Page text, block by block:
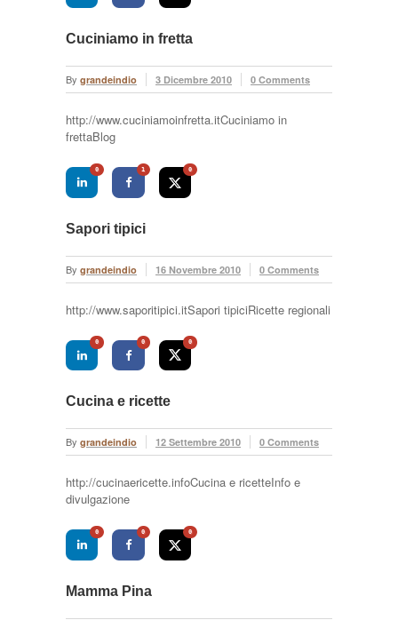
Cuciniamo in fretta
By grandeindio 3 Dicembre 2010 0 Comments
http://www.cuciniamoinfretta.itCuciniamo in
frettaBlog
0 1 0
Sapori tipici
By grandeindio 16 Novembre 2010 0 Comments
http://www.saporitipici.itSapori tipiciRicette regionali
0 0 0
Cucina e ricette
By grandeindio 12 Settembre 2010 0 Comments
http://cucinaericette.infoCucina e ricetteInfo e
divulgazione
0 0 0
Mamma Pina